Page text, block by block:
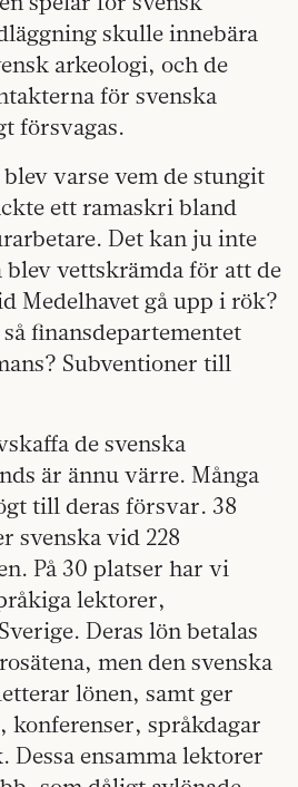
skulle innebära
arkeologi, och de
för svenska
försvagas.
varse vem de stungit
ett ramaskri bland
Det kan ju inte
blev vettskrämda för att de
Medelhavet gå upp i rök?
finansdepartementet
Subventioner till
de svenska
är ännu värre. Många
till deras försvar. 38
svenska vid 228
På 30 platser har vi
lektorer,
Deras lön betalas
men den svenska
lönen, samt ger
konferenser, språkdagar
Dessa ensamma lektorer